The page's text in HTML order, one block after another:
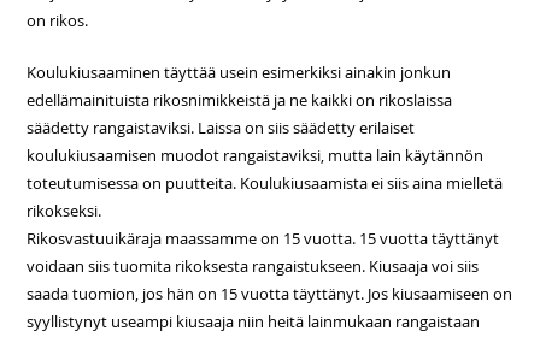
on rikos.
Koulukiusaaminen täyttää usein esimerkiksi ainakin jonkun
edellämainituista rikosnimikkeistä ja ne kaikki on rikoslaissa
säädetty rangaistaviksi. Laissa on siis säädetty erilaiset
koulukiusaamisen muodot rangaistaviksi, mutta lain käytännön
toteutumisessa on puutteita. Koulukiusaamista ei siis aina mielletä
rikokseksi.
Rikosvastuuikäraja maassamme on 15 vuotta. 15 vuotta täyttänyt
voidaan siis tuomita rikoksesta rangaistukseen. Kiusaaja voi siis
saada tuomion, jos hän on 15 vuotta täyttänyt. Jos kiusaamiseen on
syyllistynyt useampi kiusaaja niin heitä lainmukaan rangaistaan